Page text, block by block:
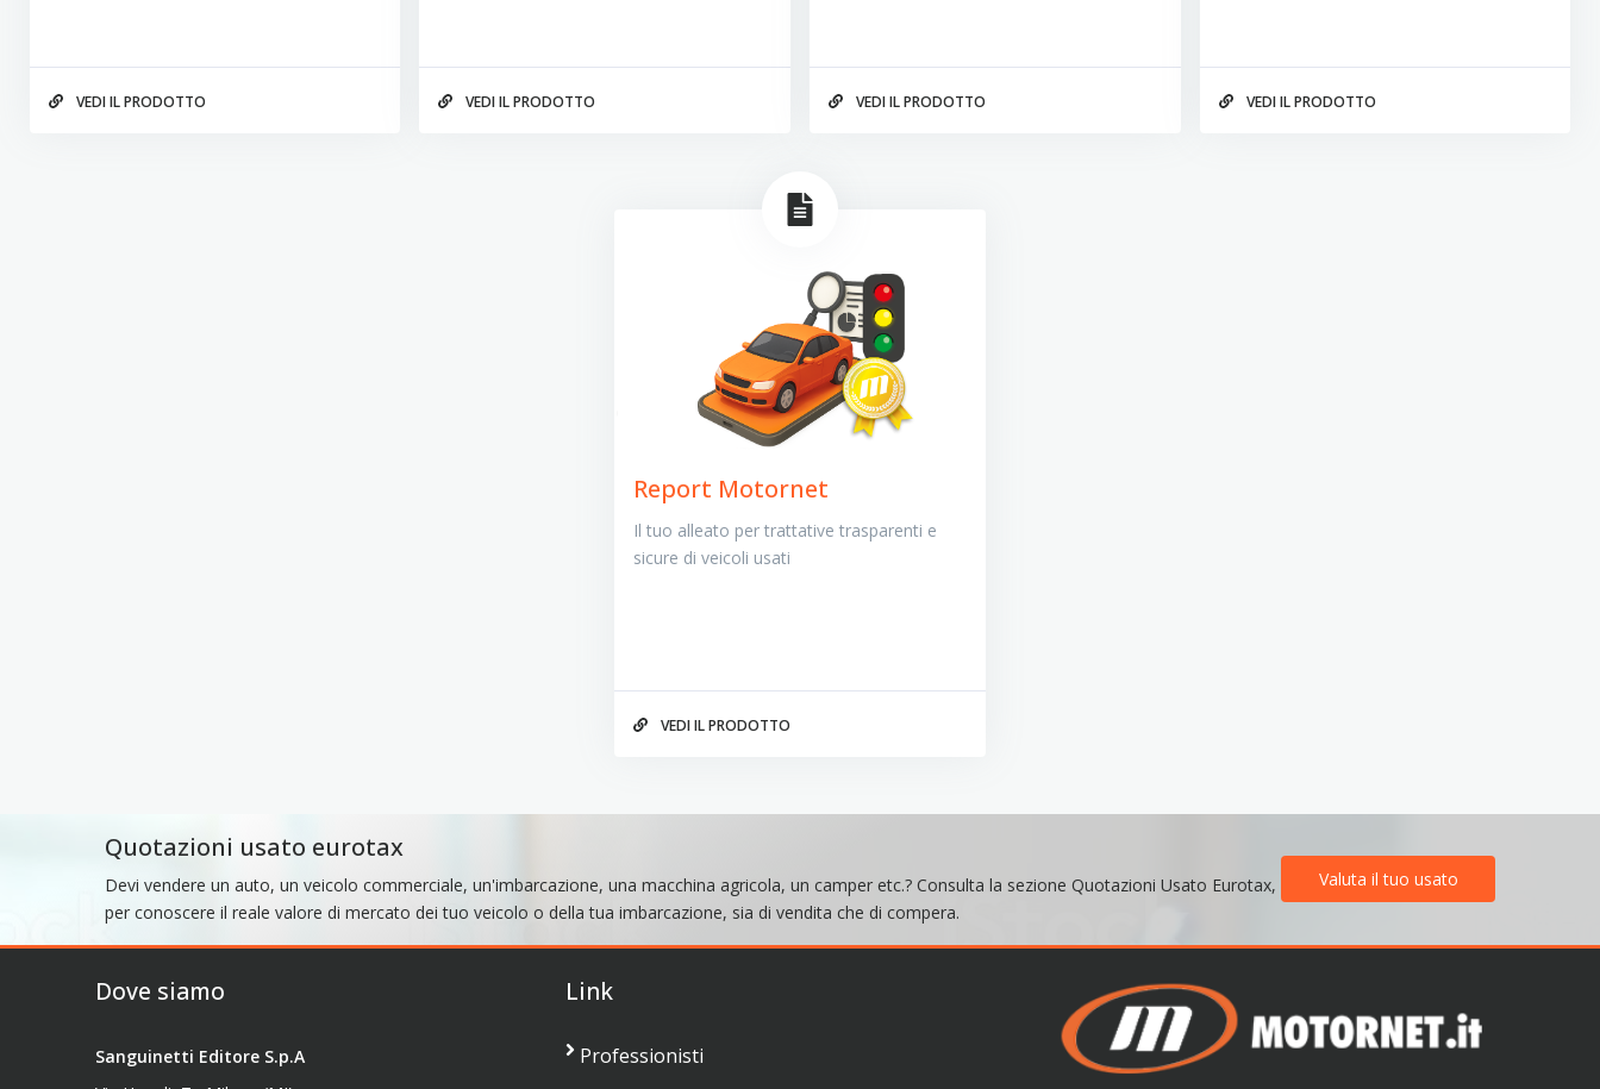
VEDI IL PRODOTTO VEDI IL PRODOTTO VEDI IL PRODOTTO VEDI IL PRODOTTO
Report Motornet
Il tuo alleato per trattative trasparenti e
sicure di veicoli usati
VEDI IL PRODOTTO
Quotazioni usato eurotax
Devi vendere un auto, un veicolo commerciale, un'imbarcazione, una macchina agricola, un camper etc.? Consulta la sezione Quotazioni Usato Eurotax,
per conoscere il reale valore di mercato dei tuo veicolo o della tua imbarcazione, sia di vendita che di compera.
Valuta il tuo usato
Dove siamo
Sanguinetti Editore S.p.A
Link
Professionisti